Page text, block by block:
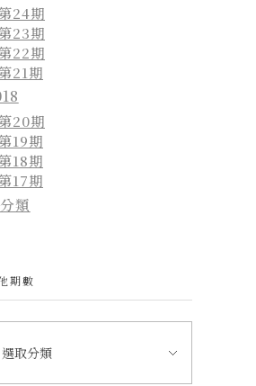
第24期
第23期
第22期
第21期
第20期
第19期
第18期
第17期
類
期數